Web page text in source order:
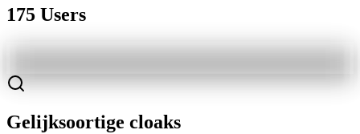
175 Users
Gelijksoortige cloaks